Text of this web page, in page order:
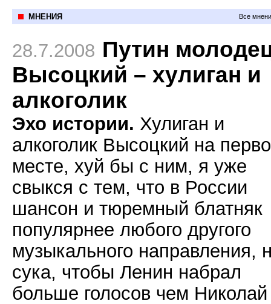
МНЕНИЯ Все
28.7.2008 Путин
Высоцкий – хулиган и
алкоголик
Эхо истории. Хулиган и
алкоголик Высоцкий на
месте, хуй бы с ним, я уже
свыкся с тем, что в России
шансон и тюремный блатняк
популярнее любого другого
музыкального направления,
сука, чтобы Ленин набрал
больше голосов чем